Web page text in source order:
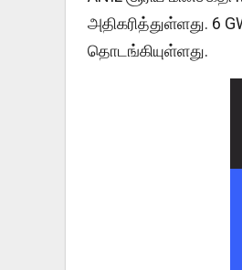
அதிகரித்துள்ளது. 6
தொடங்கியுள்ளது.